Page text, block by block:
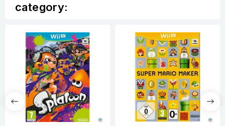
category: